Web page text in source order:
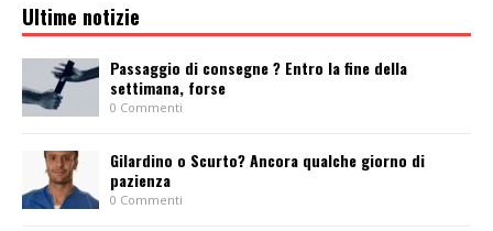
Ultime notizie
Passaggio di consegne ? Entro la fine della
settimana, forse
0 Commenti
Gilardino o Scurto? Ancora qualche giorno di
pazienza
0 Commenti